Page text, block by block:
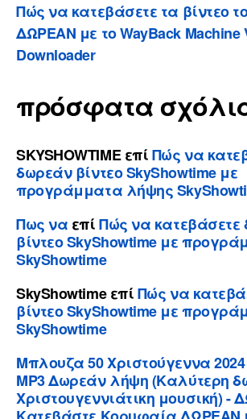
Πώς να κατεβάσετε τα βίντεο
ΔΩΡΕΑΝ με το WayBack Machine
Downloader
πρόσφατα
SKYSHOWTIMEεπίΠώς να
δωρεάν βίντεο SkyShowtime με
προγράμματα λήψης
Πως να επίΠώς να κατεβάσετε
βίντεο SkyShowtime με
SkyShowtime
SkyShowtimeεπίΠώς να
βίντεο SkyShowtime με
SkyShowtime
Μπλουζα 50 Χριστούγεννα
MP3 Δωρεάν λήψη (Καλύτερη
Χριστουγεννιάτικη μουσική) -